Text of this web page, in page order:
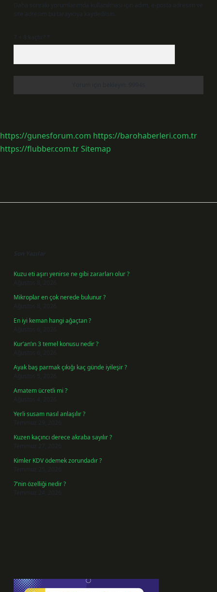
Daha sonraki yorumlarımda kullanılması için adım, e-posta adresim ve
site adresim bu tarayıcıya kaydedilsin.
7 + 8 kaçtır? *
https://gunesforum.com https://barohaberleri.com.tr
https://flubber.com.trSitemap
Son Yazılar
Kuzu eti aşırı yenirse ne gibi zararları olur ?
Ağustos 8, 2026
Mikroplar en çok nerede bulunur ?
Ağustos 8, 2026
En iyi keman hangi ağaçtan ?
Ağustos 6, 2026
Kur’an’ın 3 temel konusu nedir ?
Ağustos 6, 2026
Ayak baş parmak çıkığı kaç günde iyileşir ?
Ağustos 5, 2026
Amatem ücretli mi ?
Ağustos 4, 2026
Yerli susam nasıl anlaşılır ?
Temmuz 29, 2026
Kuzen kaçıncı derece akraba sayılır ?
Temmuz 27, 2026
Kimler KDV ödemek zorundadır ?
Temmuz 25, 2026
7’nin özelliği nedir ?
Temmuz 24, 2026